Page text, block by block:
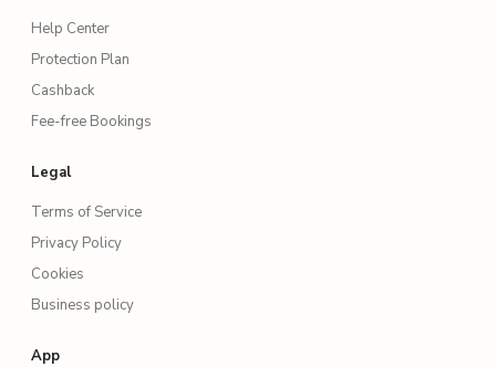
Help Center
Protection Plan
Cashback
Fee-free Bookings
Legal
Terms of Service
Privacy Policy
Cookies
Business policy
App